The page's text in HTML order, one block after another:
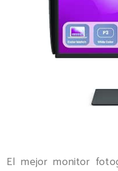
El mejor monitor